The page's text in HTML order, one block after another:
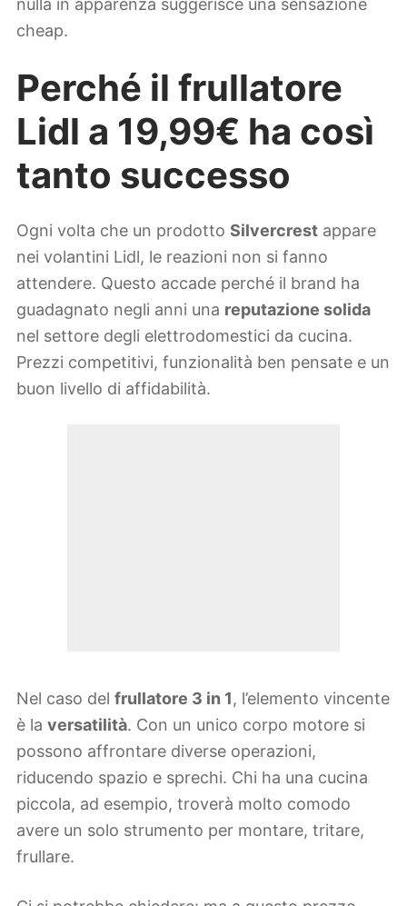
cheap.
Perché il frullatore
Lidl a 19,99€ ha così
tanto successo
Ogni volta che un prodotto Silvercrest appare
nei volantini Lidl, le reazioni non si fanno
attendere. Questo accade perché il brand ha
guadagnato negli anni una reputazione solida
nel settore degli elettrodomestici da cucina.
Prezzi competitivi, funzionalità ben pensate e un
buon livello di affidabilità.
Nel caso del frullatore 3 in 1, l’elemento vincente
è la versatilità. Con un unico corpo motore si
possono affrontare diverse operazioni,
riducendo spazio e sprechi. Chi ha una cucina
piccola, ad esempio, troverà molto comodo
avere un solo strumento per montare, tritare,
frullare.